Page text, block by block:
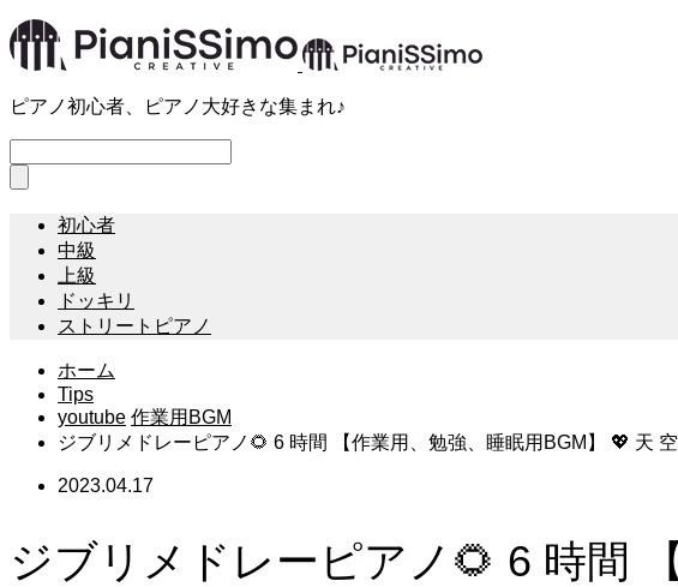
ピアノ初心者、ピアノ大好きな集まれ♪
初心者
中級
上級
ドッキリ
ストリートピアノ
ホーム
Tips
youtube 作業用BGM
ジブリメドレーピアノ🌻 6 時間 【作業用、勉強、睡眠用BGM】 💖 天
2023.04.17
ジブリメドレーピアノ🌻 6 時間